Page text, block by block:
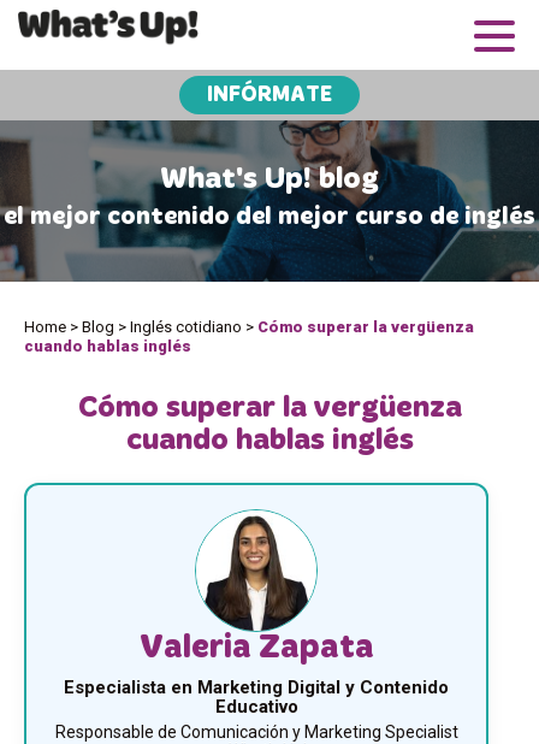
INFÓRMATE
What's Up! blog
el mejor contenido del mejor curso de inglés
Home > Blog > Inglés cotidiano > Cómo superar la vergüenza
cuando hablas inglés
Cómo superar la vergüenza
cuando hablas inglés
Valeria Zapata
Especialista en Marketing Digital y Contenido
Educativo
Responsable de Comunicación y Marketing Specialist